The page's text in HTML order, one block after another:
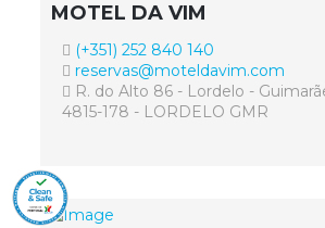
MOTEL DA VIM
(+351) 252 840 140
reservas@moteldavim.com
R. do Alto 86 - Lordelo -
4815-178 - LORDELO GMR